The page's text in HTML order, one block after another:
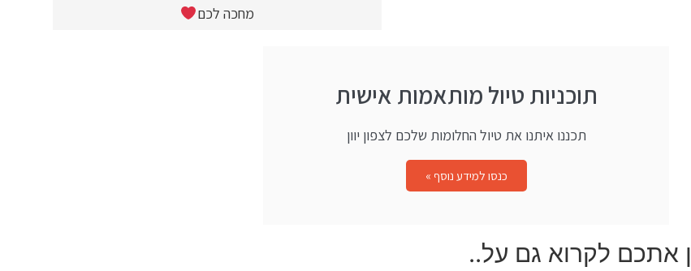
מחכה לכם
תוכניות טיול מותאמות אישית
תכננו איתנו את טיול החלומות שלכם לצפון יוון
כנסו למידע נוסף »
אתכם לקרוא גם על..